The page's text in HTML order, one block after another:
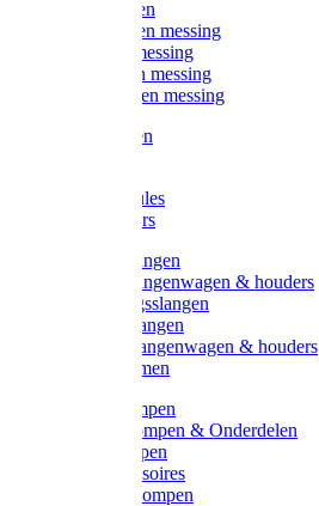
Kogelkranen
Koppelingen messing
Sproeiers messing
Tuinspuiten messing
Slangstukken messing
Handspuiten
Kunststoftules
Regenmeters
Overige slangen
Overige slangenwagen & houders
Beregeningsslangen
Gardena slangen
Gardena slangenwagen & houders
Slangklemmen
Leader pompen
Zwengelpompen & Onderdelen
Ebara pompen
Pompaccessoires
Excellent pompen